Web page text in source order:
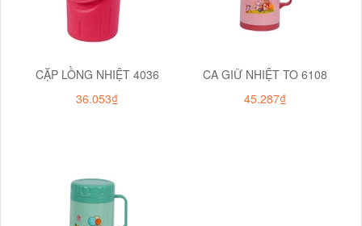
CẶP LỒNG NHIỆT 4036
36.053₫
CA GIỮ NHIỆT TO 6108
45.287₫